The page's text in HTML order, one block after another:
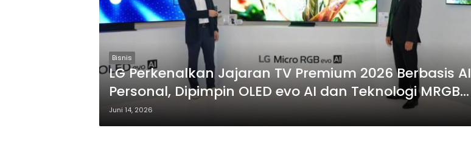
Bisnis
LG Perkenalkan Jajaran TV Premium 2026 Berbasis AI
Personal, Dipimpin OLED evo AI dan Teknologi MRGB
Terbaru
Juni 14, 2026